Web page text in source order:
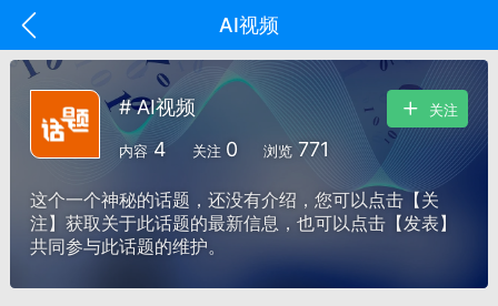
AI视频
# AI视频
内容 4 关注 0 浏览 771
关注
这个一个神秘的话题，还没有介绍，您可以点击【关
注】获取关于此话题的最新信息，也可以点击【发表】
共同参与此话题的维护。